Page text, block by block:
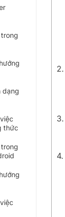
dạng
thức